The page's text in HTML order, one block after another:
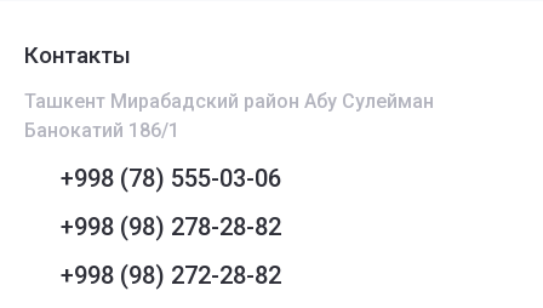
Контакты
Ташкент Мирабадский район Абу Сулейман
Банокатий 186/1
+998 (78) 555-03-06
+998 (98) 278-28-82
+998 (98) 272-28-82